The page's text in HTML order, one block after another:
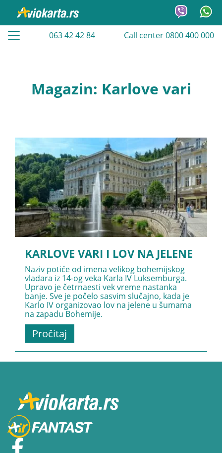
063 42 42 84 Call center 0800 400 000
Magazin: Karlove vari
KARLOVE VARI I LOV NA JELENE
Naziv potiče od imena velikog bohemijskog
vladara iz 14-og veka Karla IV Luksemburga.
Upravo je četrnaesti vek vreme nastanka
banje. Sve je počelo sasvim slučajno, kada je
Karlo IV organizovao lov na jelene u šumama
na zapadu Bohemije.
Pročitaj